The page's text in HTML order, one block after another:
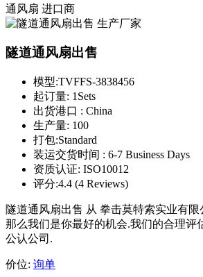
通风扇 进口商
隧道通风扇出售
模型:TVFFS-3838456
起订量: 1Sets
出货港口 : China
生产量: 100
打包:Standard
装运交货时间 : 6-7 Business Days
资质认证: ISO10012
评分:4.4 (4 Reviews)
隧道通风扇出售 从 拳击莫特索实业有限
那么我们是你最好的机会.我们的合理
公认公司.
价位: 询单